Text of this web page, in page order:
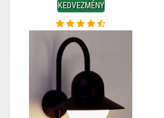
KEDVEZMÉNY